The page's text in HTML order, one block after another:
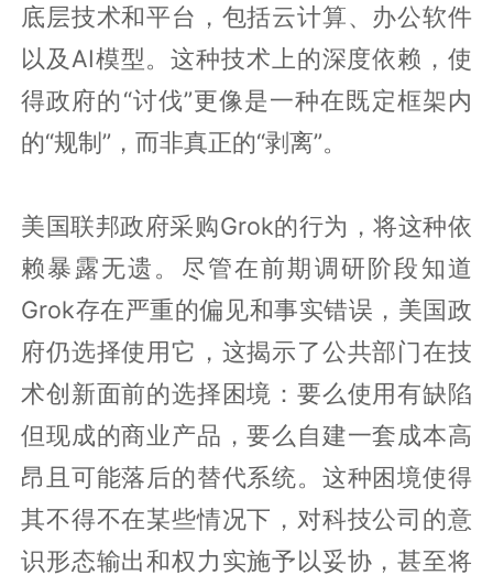
底层技术和平台，包括云计算、办公软件
以及AI模型。这种技术上的深度依赖，使
得政府的“讨伐”更像是一种在既定框架内
的“规制”，而非真正的“剥离”。
美国联邦政府采购Grok的行为，将这种依
赖暴露无遗。尽管在前期调研阶段知道
Grok存在严重的偏见和事实错误，美国政
府仍选择使用它，这揭示了公共部门在技
术创新面前的选择困境：要么使用有缺陷
但现成的商业产品，要么自建一套成本高
昂且可能落后的替代系统。这种困境使得
其不得不在某些情况下，对科技公司的意
识形态输出和权力实施予以妥协，甚至将